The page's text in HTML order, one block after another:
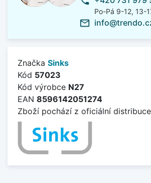
Po-Pá 9-12, 13-
mail_outline
Značka Sinks
Kód 57023
Kód výrobce N27
EAN 8596142051274
Zboží pochází z oficiální